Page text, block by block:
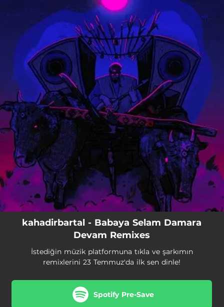
You're all set!
kahadirbartal - Babaya Selam Damara
Devam Remixes
İstediğin müzik platformuna tıkla ve şarkımın
remixlerini 23 Temmuz'da ilk sen dinle!
Spotify Pre-Save